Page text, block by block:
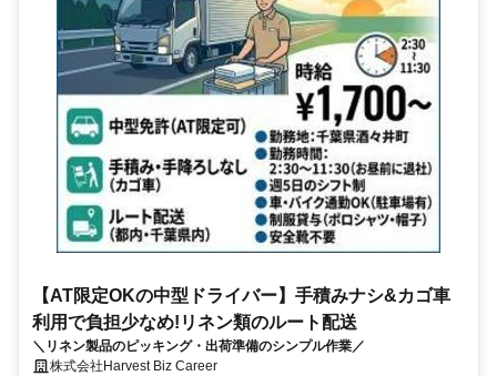
【AT限定OKの中型ドライバー】手積みナシ&カゴ車
利用で負担少なめ!リネン類のルート配送
＼リネン製品のピッキング・出荷準備のシンプル作業／
株式会社Harvest Biz Career